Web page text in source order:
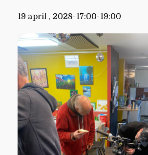
19 april , 2028-17:00-19:00